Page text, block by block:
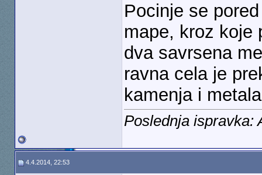
Pocinje se
mape, kroz koje
dva savrsena
ravna cela je
kamenja i
Poslednja ispravka:
4.4.2014, 22:53